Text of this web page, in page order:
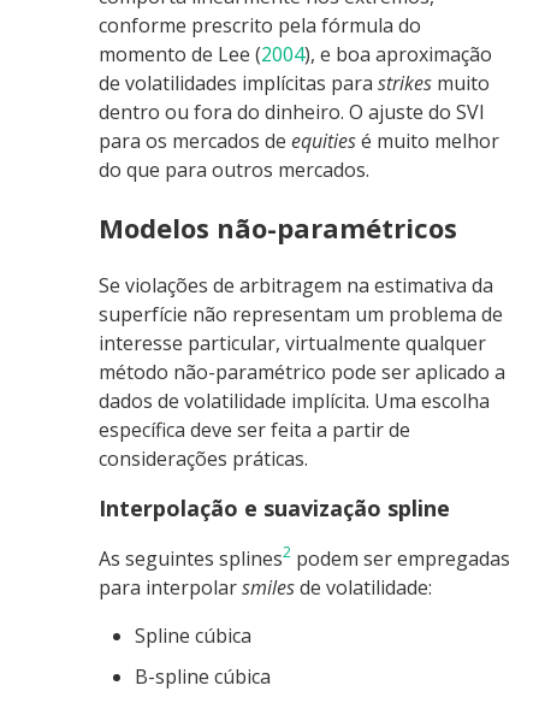
conforme prescrito pela fórmula do
momento de Lee (2004), e boa aproximação
de volatilidades implícitas parastrikes muito
dentro ou fora do dinheiro. O ajuste do SVI
para os mercados deequitiesé muito melhor
do que para outros mercados.
Modelos não-paramétricos
Se violações de arbitragem na estimativa da
superfície não representam um problema de
interesse particular, virtualmente qualquer
método não-paramétrico pode ser aplicado a
dados de volatilidade implícita. Uma escolha
específica deve ser feita a partir de
considerações práticas.
Interpolação e suavização spline
As seguintes splines2 podem ser empregadas
para interpolarsmilesde volatilidade:
Spline cúbica
B-spline cúbica